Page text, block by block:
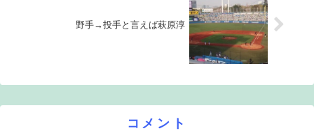
野手→投手と言えば萩原淳
コメント